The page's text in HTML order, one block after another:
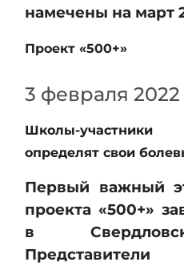
намечены на март
Проект «500+»
3 февраля 2022
Школы-
определят свои
Первый важный
проекта «500+»
в